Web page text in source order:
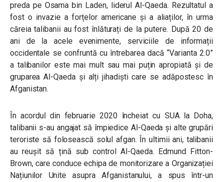
preda pe Osama bin Laden, liderul Al-Qaeda. Rezultatul a
fost o invazie a forțelor americane și a aliaților, în urma
căreia talibanii au fost înlăturați de la putere. După 20 de
ani de la acele evenimente, serviciile de informații
occidentale se confruntă cu întrebarea dacă “Varianta 2.0”
a talibanilor este mai mult sau mai puțin apropiată și de
gruparea Al-Qaeda și alți jihadiști care se adăpostesc în
Afganistan.
În acordul din februarie 2020 încheiat cu SUA la Doha,
talibanii s-au angajat să împiedice Al-Qaeda și alte grupări
teroriste să folosească solul afgan. În ultimii ani, talibanii
au reușit să țină sub control Al-Qaeda. Edmund Fitton-
Brown, care conduce echipa de monitorizare a Organizației
Națiunilor Unite asupra Afganistanului, a spus într-un